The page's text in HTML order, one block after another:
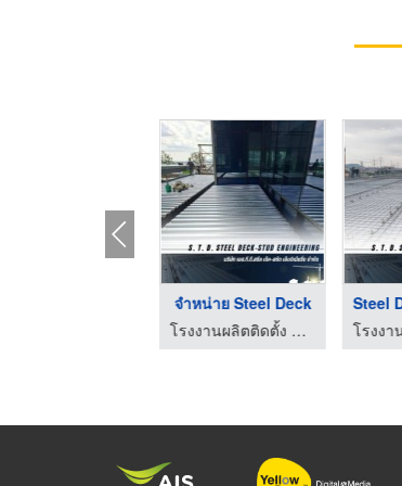
จำหน่าย Steel Deck
โรงงานผลิตติดตั้ง Steel Deck